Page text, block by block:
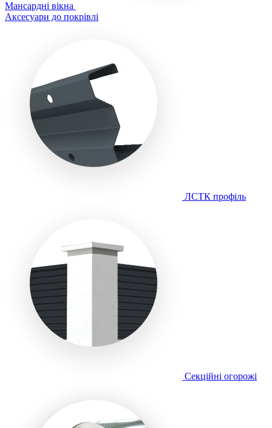
Мансардні вікна
Аксесуари до покрівлі
ЛСТК профіль
Секційні огорожі